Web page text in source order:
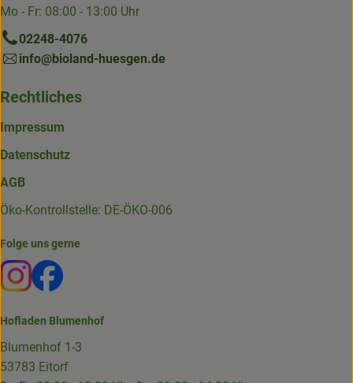
Mo - Fr: 08:00 - 13:00 Uhr
02248-4076
info@bioland-huesgen.de
Rechtliches
Impressum
Datenschutz
AGB
Öko-Kontrollstelle: DE-ÖKO-006
Folge uns gerne
Externer Link zu https://www.instagram.com/die.hofkiste/
Externer Link zu https://www.facebook.com/p/Die-
Hofladen Blumenhof
Blumenhof 1-3
53783 Eitorf